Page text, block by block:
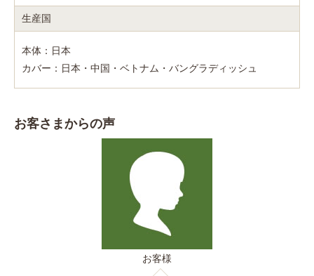
生産国
本体：日本
カバー：日本・中国・ベトナム・バングラディッシュ
お客さまからの声
お客様